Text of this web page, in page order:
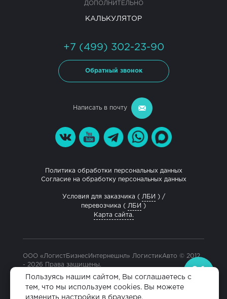
Пользуясь нашим сайтом, Вы соглашаетесь с
тем, что мы используем cookies. Вы можете
изменить настройки в браузере.
ДОПОЛНИТЕЛЬНО
КАЛЬКУЛЯТОР
+7 (499) 302-23-90
Обратный звонок
Написать в почту
Политика обработки персональных данных
Согласие на обработку персональных данных
Условия для заказчика ( ЛБИ
) /
перевозчика ( ЛБИ
)
Карта сайта.
ООО «ЛогистБизнесИнтернешнл» ЛогистикАвто © 2012
- 2026 Права защищены.
Разработка и продвижение сайта